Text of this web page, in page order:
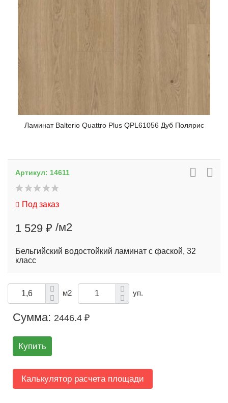
Ламинат Balterio Quattro Plus QPL61056 Дуб Полярис
Артикул: 14611
Под заказ
1 529 ₽ /м2
Бельгийский водостойкий ламинат с фаской, 32
класс
м2 уп.
Сумма: 2446.4 ₽
Купить
Калькулятор расчета площади